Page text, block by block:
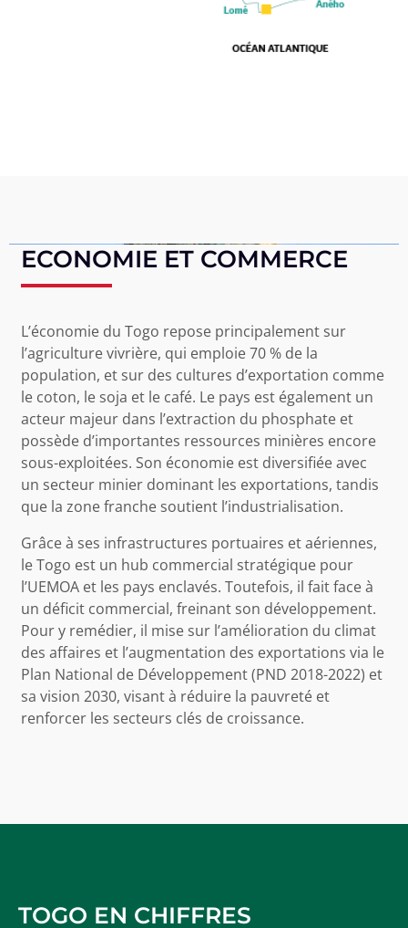
ECONOMIE ET COMMERCE
L’économie du Togo repose principalement sur
l’agriculture vivrière, qui emploie 70 % de la
population, et sur des cultures d’exportation comme
le coton, le soja et le café. Le pays est également un
acteur majeur dans l’extraction du phosphate et
possède d’importantes ressources minières encore
sous-exploitées. Son économie est diversifiée avec
un secteur minier dominant les exportations, tandis
que la zone franche soutient l’industrialisation.
Grâce à ses infrastructures portuaires et aériennes,
le Togo est un hub commercial stratégique pour
l’UEMOA et les pays enclavés. Toutefois, il fait face à
un déficit commercial, freinant son développement.
Pour y remédier, il mise sur l’amélioration du climat
des affaires et l’augmentation des exportations via le
Plan National de Développement (PND 2018-2022) et
sa vision 2030, visant à réduire la pauvreté et
renforcer les secteurs clés de croissance.
TOGO EN CHIFFRES